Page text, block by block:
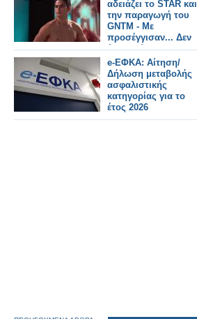
αδειάζει το STAR και
την παραγωγή του
GNTM - Με
προσέγγισαν... Δεν
έκανα αίτηση
e-ΕΦΚΑ: Αίτηση/
Δήλωση μεταβολής
ασφαλιστικής
κατηγορίας για το
έτος 2026